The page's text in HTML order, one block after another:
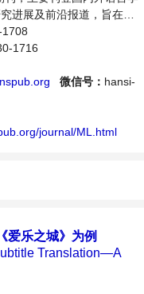
进展及前沿报道，旨在给
、学者、科研人员提供一
语言学领域内不同方向问
1716
微信号： hansi-
journal/ML.html
乐之城》为例
Translation—A